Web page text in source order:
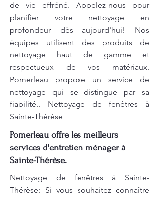
de vie effréné. Appelez-nous pour
planifier votre nettoyage en
profondeur dès aujourd'hui! Nos
équipes utilisent des produits de
nettoyage haut de gamme et
respectueux de vos matériaux.
Pomerleau propose un service de
nettoyage qui se distingue par sa
fiabilité.. Nettoyage de fenêtres à
Sainte-Thérèse
Pomerleau offre les meilleurs
services d'entretien ménager à
Sainte-Thérèse.
Nettoyage de fenêtres à Sainte-
Thérèse: Si vous souhaitez connaître